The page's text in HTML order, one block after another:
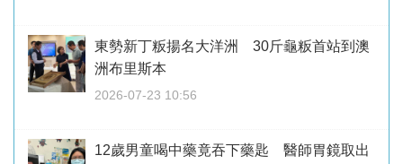
東勢新丁粄揚名大洋洲 30斤龜粄首站到澳
洲布里斯本
2026-07-23 10:56
12歲男童喝中藥竟吞下藥匙 醫師胃鏡取出